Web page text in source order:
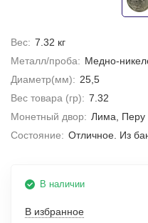
Вес: 7.32 кг
Металл/проба: Медно-
Диаметр(мм): 25,5
Вес товара (гр): 7.32
Монетный двор: Лима, Перу
Состояние: Отличное. Из
В наличии
В избранное